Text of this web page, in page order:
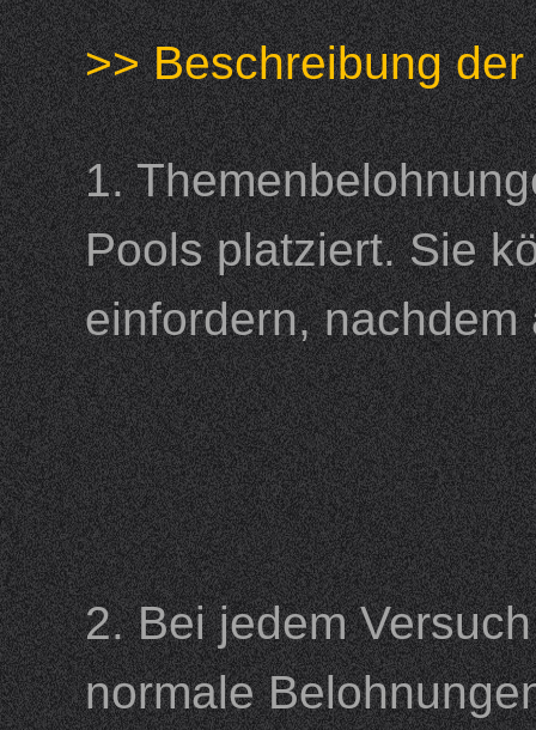
>> Beschreibung
1.
Pools platziert. Sie
einfordern,
2. Bei jedem
normale